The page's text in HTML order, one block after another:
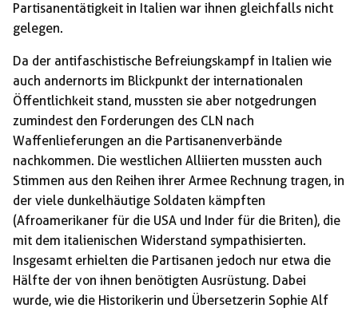
Partisanentätigkeit in Italien war ihnen gleichfalls nicht
gelegen.
Da der antifaschistische Befreiungskampf in Italien wie
auch andernorts im Blickpunkt der internationalen
Öffentlichkeit stand, mussten sie aber notgedrungen
zumindest den Forderungen des CLN nach
Waffenlieferungen an die Partisanenverbände
nachkommen. Die westlichen Alliierten mussten auch
Stimmen aus den Reihen ihrer Armee Rechnung tragen, in
der viele dunkelhäutige Soldaten kämpften
(Afroamerikaner für die USA und Inder für die Briten), die
mit dem italienischen Widerstand sympathisierten.
Insgesamt erhielten die Partisanen jedoch nur etwa die
Hälfte der von ihnen benötigten Ausrüstung. Dabei
wurde, wie die Historikerin und Übersetzerin Sophie Alf